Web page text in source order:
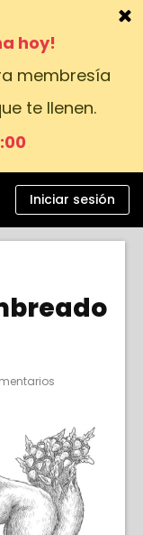
hoy!
membresía
te llenen.
Iniciar sesión